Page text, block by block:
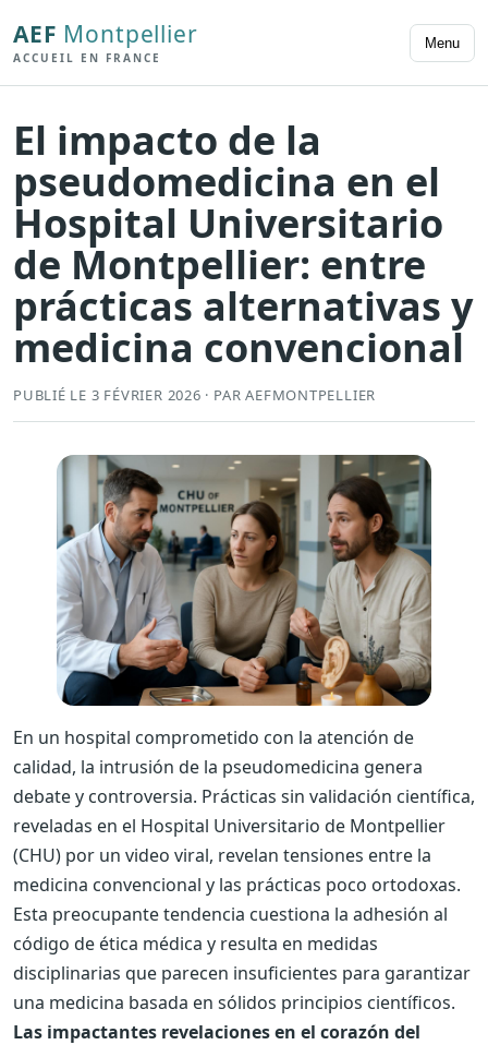
AEF Montpellier
ACCUEIL EN FRANCE
Menu
El impacto de la
pseudomedicina en el
Hospital Universitario
de Montpellier: entre
prácticas alternativas y
medicina convencional
PUBLIÉ LE 3 FÉVRIER 2026 · PAR AEFMONTPELLIER
En un hospital comprometido con la atención de
calidad, la intrusión de la pseudomedicina genera
debate y controversia. Prácticas sin validación científica,
reveladas en el Hospital Universitario de Montpellier
(CHU) por un video viral, revelan tensiones entre la
medicina convencional y las prácticas poco ortodoxas.
Esta preocupante tendencia cuestiona la adhesión al
código de ética médica y resulta en medidas
disciplinarias que parecen insuficientes para garantizar
una medicina basada en sólidos principios científicos.
Las impactantes revelaciones en el corazón del